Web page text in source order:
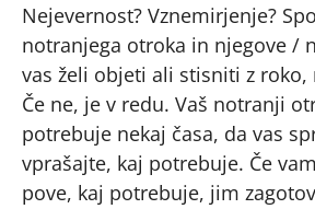
Nejevernost? Vznemirjenje?
notranjega otroka in njegove /
vas želi objeti ali stisniti z roko,
Če ne, je v redu. Vaš notranji
potrebuje nekaj časa, da vas
vprašajte, kaj potrebuje. Če
pove, kaj potrebuje, jim